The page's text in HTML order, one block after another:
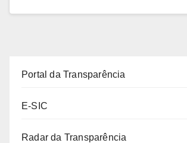
Portal da Transparência
E-SIC
Radar da Transparência